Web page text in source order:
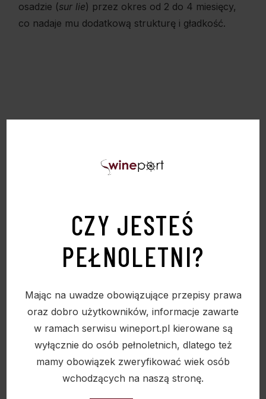
CZY JESTEŚ
PEŁNOLETNI?
Mając na uwadze obowiązujące przepisy prawa
oraz dobro użytkowników, informacje zawarte
w ramach serwisu wineport.pl kierowane są
wyłącznie do osób pełnoletnich, dlatego też
mamy obowiązek zweryfikować wiek osób
wchodzących na naszą stronę.
osadzie (sur lie) przez okres od 2 do 4 miesięcy,
co nadaje mu dodatkową strukturę i gładkość.
PODOBNE PRODUKTY